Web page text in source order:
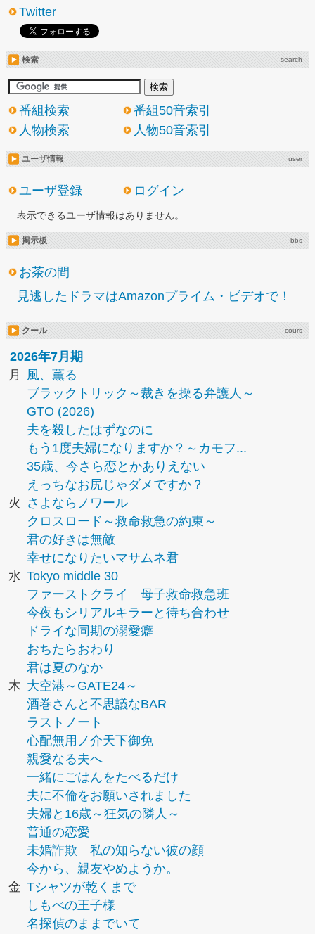
Twitter
検索 search
番組検索
番組50音索引
人物検索
人物50音索引
ユーザ情報 user
ユーザ登録 ログイン
表示できるユーザ情報はありません。
掲示板 bbs
お茶の間
見逃したドラマはAmazonプライム・ビデオで！
クール cours
2026年7月期
月
風、薫る
ブラックトリック～裁きを操る弁護人～
GTO (2026)
夫を殺したはずなのに
もう1度夫婦になりますか？～カモフ...
35歳、今さら恋とかありえない
えっちなお尻じゃダメですか？
火
さよならノワール
クロスロード～救命救急の約束～
君の好きは無敵
幸せになりたいマサムネ君
水 Tokyo middle 30
ファーストクライ 母子救命救急班
今夜もシリアルキラーと待ち合わせ
ドライな同期の溺愛癖
おちたらおわり
君は夏のなか
木 大空港～GATE24～
酒巻さんと不思議なBAR
ラストノート
心配無用ノ介天下御免
親愛なる夫へ
一緒にごはんをたべるだけ
夫に不倫をお願いされました
夫婦と16歳～狂気の隣人～
普通の恋愛
未婚詐欺 私の知らない彼の顔
今から、親友やめようか。
金 Tシャツが乾くまで
しもべの王子様
名探偵のままでいて